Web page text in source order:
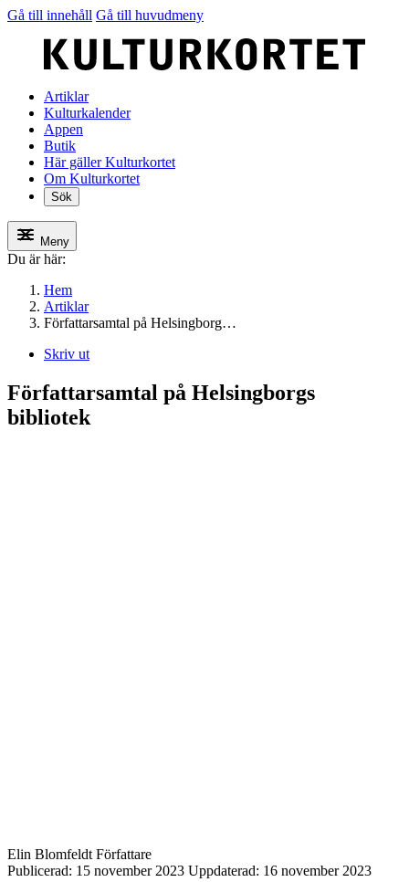
Gå till innehåll Gå till huvudmeny
Artiklar
Kulturkalender
Appen
Butik
Här gäller Kulturkortet
Om Kulturkortet
Sök
Meny
Du är här:
Hem
Artiklar
Författarsamtal på Helsingborg…
Skriv ut
Författarsamtal på Helsingborgs
bibliotek
Elin Blomfeldt Författare
Publicerad: 15 november 2023 Uppdaterad: 16 november 2023